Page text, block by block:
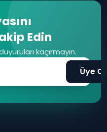
Edin
kaçırmayın.
Üye Ol